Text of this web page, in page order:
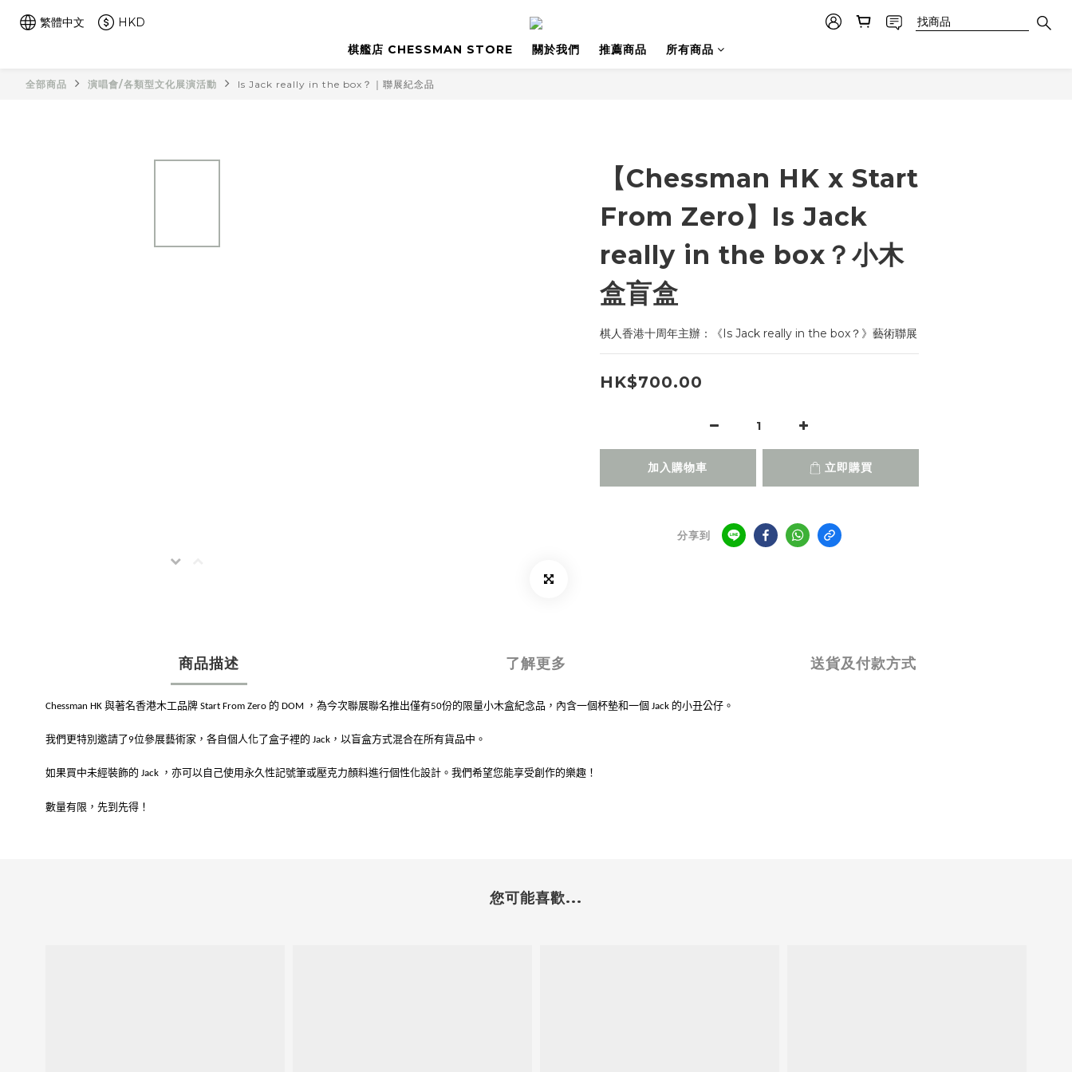
繁體中文
HKD
棋艦店 CHESSMAN STORE
關於我們 推薦商品 所有商品
全部商品 演唱會/各類型文化展演活動 Is Jack really in the box？｜聯展紀念品
【Chessman HK x Start
From Zero】Is Jack
really in the box？小木
盒盲盒
棋人香港十周年主辦：《Is Jack really in the box？》藝術聯展
HK$700.00
加入購物車 立即購買
分享到
商品描述 了解更多 送貨及付款方式
Chessman HK 與著名香港木工品牌 Start From Zero 的 DOM ，為今次聯展聯名推出僅有50份的限量小木盒紀念品，內含一個杯墊和一個 Jack 的小丑公仔。
我們更特別邀請了9位參展藝術家，各自個人化了盒子裡的 Jack ，以盲盒方式混合在所有貨品中。
如果買中未經裝飾的 Jack ，亦可以自己使用永久性記號筆或壓克力顏料進行個性化設計。我們希望您能享受創作的樂趣！
數量有限，先到先得！
您可能喜歡...